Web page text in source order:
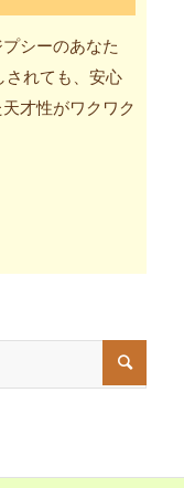
シーのあなた
されても、安心
才性がワクワク